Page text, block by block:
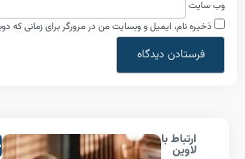
ایمیل و وبسایت من در مرورگر برای زمانی که دوباره دیدگاهی
درخواسـت